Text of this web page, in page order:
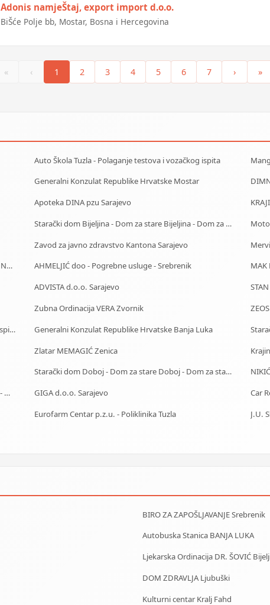
Adonis namjeŠtaj, export import d.o.o.
BiŠće Polje bb, Mostar, Bosna i Hercegovina
« ‹ 1 2 3 4 5 6 7 › »
Auto Škola Tuzla - Polaganje testova i vozačkog ispita
Generalni Konzulat Republike Hrvatske Mostar
Apoteka DINA pzu Sarajevo
Starački dom Bijeljina - Dom za stare Bijeljina - Dom za stara lica Bijeljina
Zavod za javno zdravstvo Kantona Sarajevo
J.U. Služba za zapošljavanje Kantona Sarajevo - Biro Novo Sarajevo
AHMELJIĆ doo - Pogrebne usluge - Srebrenik
ADVISTA d.o.o. Sarajevo
Zubna Ordinacija VERA Zvornik
Auto Škola Sarajevo - Polaganje testova i vozačkog ispita
Generalni Konzulat Republike Hrvatske Banja Luka
Zlatar MEMAGIĆ Zenica
Starački dom Doboj - Dom za stare Doboj - Dom za stara lica Doboj
Starački dom Banja Luka - Dom za stare Banja Luka - Dom za stara lica Banjaluka
GIGA d.o.o. Sarajevo
Eurofarm Centar p.z.u. - Poliklinika Tuzla
BIRO ZA ZAPOŠLJAVANJE Srebrenik
Autobuska Stanica BANJA LUKA
Ljekarska Ordinacija DR. ŠOVIĆ
DOM ZDRAVLJA Ljubuški
Kulturni centar Kralj Fahd